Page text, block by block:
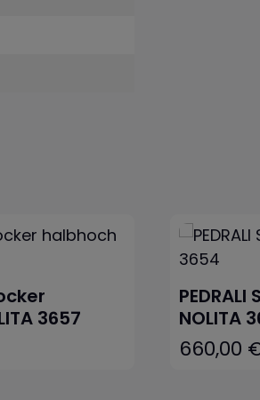
3657
NOLITA
Regulärer
660,00